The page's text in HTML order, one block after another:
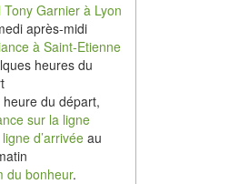
Tony Garnier à Lyon
après-midi
à Saint-Etienne
heures du
du départ,
sur la ligne
ligne d’arrivée au
du bonheur.